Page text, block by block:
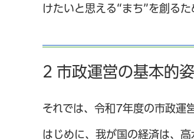
けたいと思える“まち”を創る
2 市政運営の基本的
それでは、令和7年度の市政運
はじめに、我が国の経済は、